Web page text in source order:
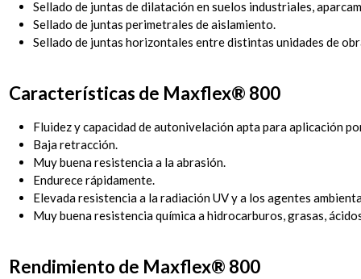
Sellado de juntas de dilatación en suelos industriales,
Sellado de juntas perimetrales de aislamiento.
Sellado de juntas horizontales entre distintas unidades de
Características de Maxflex® 800
Fluidez y capacidad de autonivelación apta para aplicación
Baja retracción.
Muy buena resistencia a la abrasión.
Endurece rápidamente.
Elevada resistencia a la radiación UV y a los agentes
Muy buena resistencia química a hidrocarburos, grasas,
Rendimiento de Maxflex® 800